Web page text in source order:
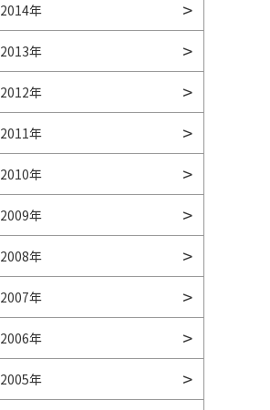
2014年
2013年
2012年
2011年
2010年
2009年
2008年
2007年
2006年
2005年